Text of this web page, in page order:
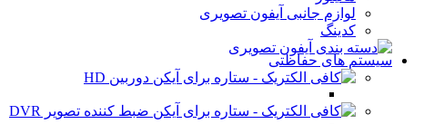
لوازم جانبی آیفون تصویری
کدینگ
سیستم های حفاظتی
دوربین HD
ضبط کننده تصویر DVR